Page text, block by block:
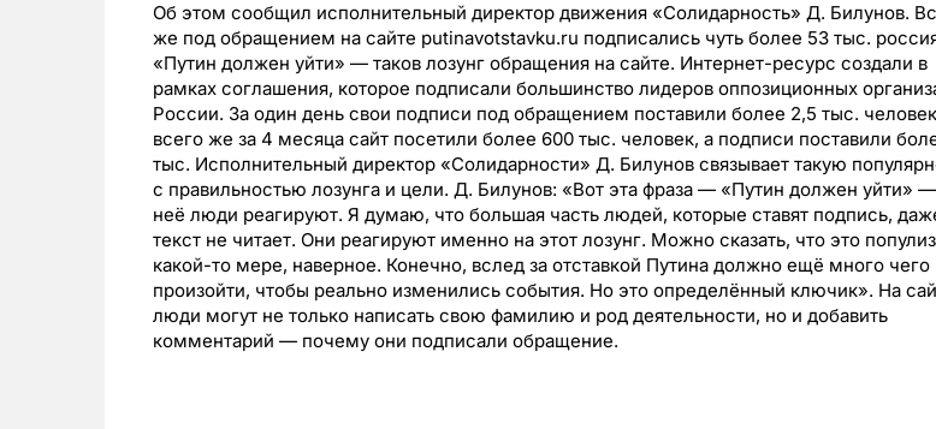
Об этом сообщил исполнительный директор движения «Солидарность» Д. Билунов.
же под обращением на сайте putinavotstavku.ru подписались чуть более 53 тыс.
«Путин должен уйти» — таков лозунг обращения на сайте. Интернет-ресурс создали в
рамках соглашения, которое подписали большинство лидеров оппозиционных
России. За один день свои подписи под обращением поставили более 2,5 тыс.
всего же за 4 месяца сайт посетили более 600 тыс. человек, а подписи поставили
тыс. Исполнительный директор «Солидарности» Д. Билунов связывает такую
с правильностью лозунга и цели. Д. Билунов: «Вот эта фраза — «Путин должен уйти»
неё люди реагируют. Я думаю, что большая часть людей, которые ставят подпись,
текст не читает. Они реагируют именно на этот лозунг. Можно сказать, что это
какой-то мере, наверное. Конечно, вслед за отставкой Путина должно ещё много чего
произойти, чтобы реально изменились события. Но это определённый ключик». На
люди могут не только написать свою фамилию и род деятельности, но и добавить
комментарий — почему они подписали обращение.